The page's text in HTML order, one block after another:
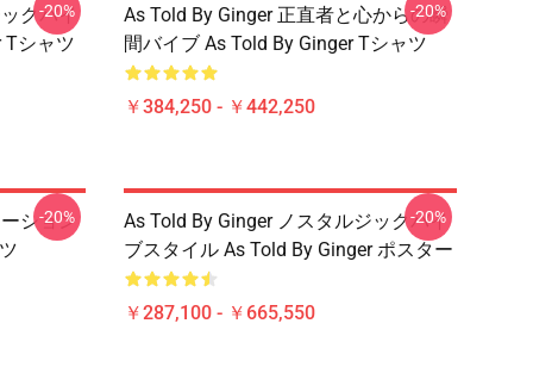
クバイ
Tシャツ
-20%
As Told By Ginger 正直者と心からの瞬
間バイブ As Told By Ginger Tシャツ
￥384,250 - ￥442,250
-20%
ション
-20%
As Told By Ginger ノスタルジックバイ
ブスタイル As Told By Ginger ポスター
￥287,100 - ￥665,550
-20%